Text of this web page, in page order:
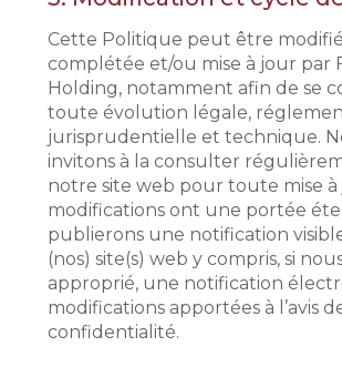
Cette Politique peut être
complétée et/ou mise à jour par
Holding, notamment afin de se
toute évolution légale,
jurisprudentielle et technique.
invitons à la consulter
notre site web pour toute mise à
modifications ont une portée
publierons une notification
(nos) site(s) web y compris, si
approprié, une notification
modifications apportées à l’avis
confidentialité.